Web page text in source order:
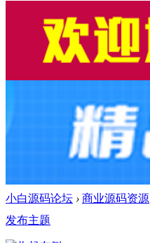
小白源码论坛 › 商业源码资源
发布主题